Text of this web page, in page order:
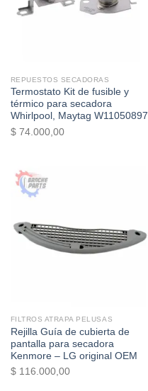
REPUESTOS SECADORAS
Termostato Kit de fusible y
térmico para secadora
Whirlpool, Maytag W11050897
$74.000,00
FILTROS ATRAPA PELUSAS
Rejilla Guía de cubierta de
pantalla para secadora
Kenmore – LG original OEM
$116.000,00